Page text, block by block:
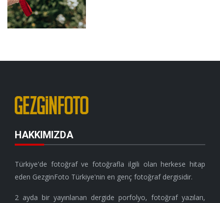
HAKKIMIZDA
Türkiye'de fotoğraf ve fotoğrafla ilgili olan herkese hitap
eden GezginFoto Türkiye'nin en genç fotoğraf dergisidir.
2 ayda bir yayınlanan dergide porfolyo, fotoğraf yazıları,